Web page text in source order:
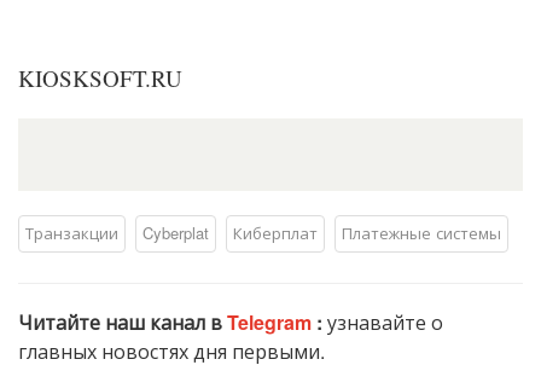
KIOSKSOFT.RU
Транзакции Cyberplat Киберплат Платежные системы
Читайте наш канал вTelegram : узнавайте о
главных новостях дня первыми.